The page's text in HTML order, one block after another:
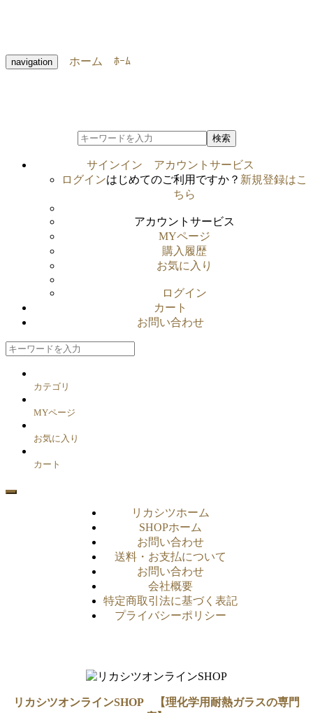
navigation ホーム ﾎｰﾑ
検索
サインイン
アカウントサービス
ログインはじめてのご利用ですか？ 新規登録はこ
ちら
アカウントサービス
MYページ
購入履歴
お気に入り
ログイン
カート
お問い合わせ
カテゴリ
MYページ
お気に入り
カート
リカシツホーム
SHOPホーム
お問い合わせ
送料・お支払について
お問い合わせ
会社概要
特定商取引法に基づく表記
プライバシーポリシー
リカシツオンラインSHOP 【理化学用耐熱ガラスの専門